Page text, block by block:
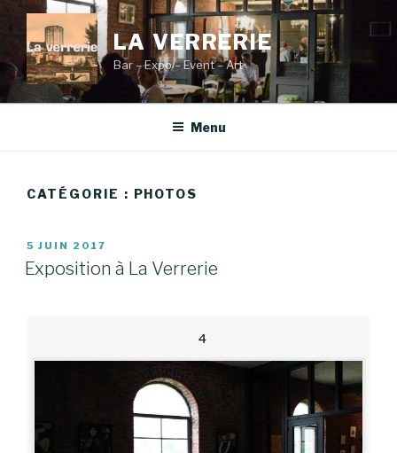
contenu
principal
LA VERRERIE
Bar – Expo – Event – Art
Menu
CATÉGORIE : PHOTOS
PUBLIÉ
LE
5 JUIN 2017
Exposition à La Verrerie
4